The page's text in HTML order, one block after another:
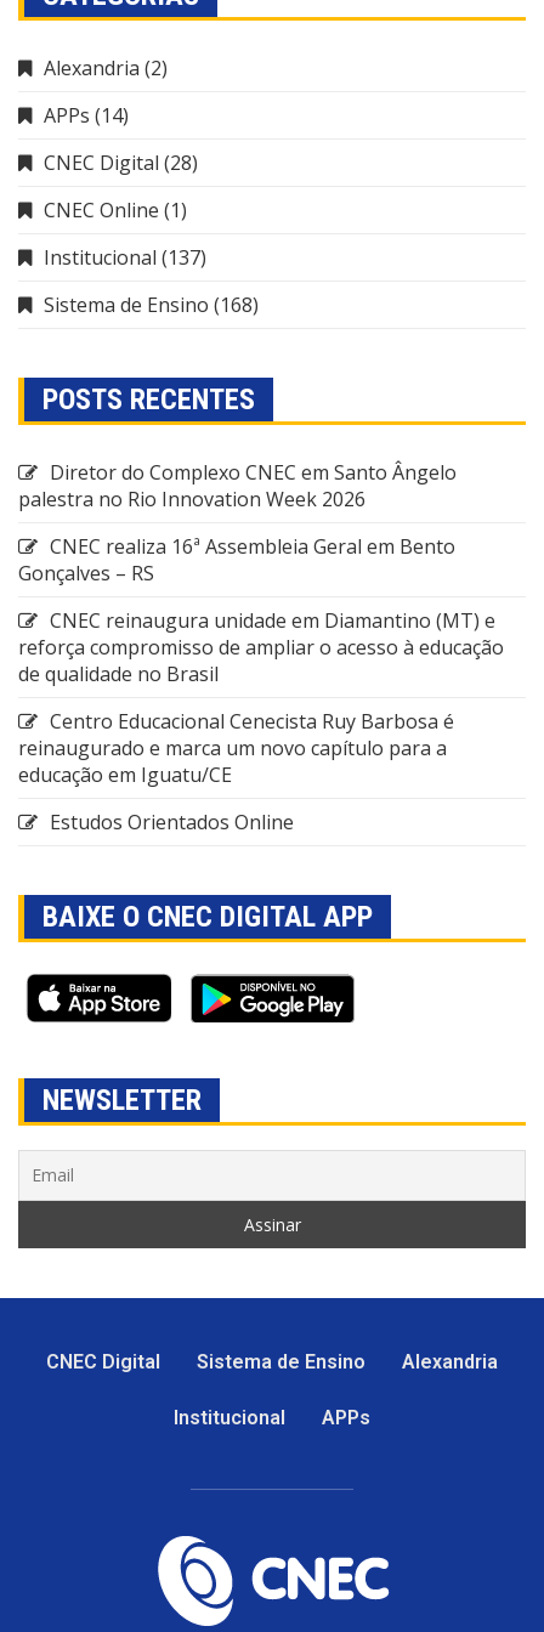
Alexandria (2)
APPs (14)
CNEC Digital (28)
CNEC Online (1)
Institucional (137)
Sistema de Ensino (168)
POSTS RECENTES
Diretor do Complexo CNEC em Santo Ângelo
palestra no Rio Innovation Week 2026
CNEC realiza 16ª Assembleia Geral em Bento
Gonçalves – RS
CNEC reinaugura unidade em Diamantino (MT) e
reforça compromisso de ampliar o acesso à educação
de qualidade no Brasil
Centro Educacional Cenecista Ruy Barbosa é
reinaugurado e marca um novo capítulo para a
educação em Iguatu/CE
Estudos Orientados Online
BAIXE O CNEC DIGITAL APP
NEWSLETTER
CNEC Digital Sistema de Ensino Alexandria
Institucional APPs